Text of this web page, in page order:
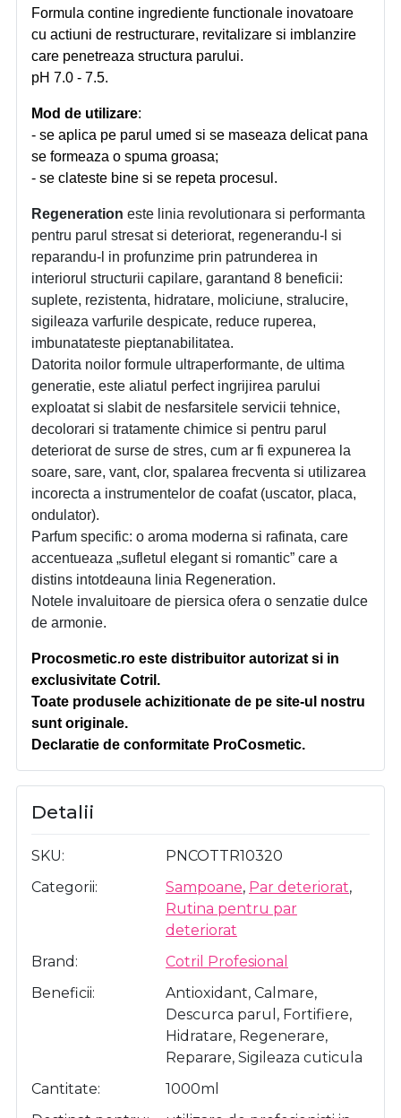
Formula contine ingrediente functionale inovatoare
cu actiuni de restructurare, revitalizare si imblanzire
care penetreaza structura parului.
pH 7.0 - 7.5.
Mod de utilizare:
- se aplica pe parul umed si se maseaza delicat pana
se formeaza o spuma groasa;
- se clateste bine si se repeta procesul.
Regeneration este linia revolutionara si performanta
pentru parul stresat si deteriorat, regenerandu-l si
reparandu-l in profunzime prin patrunderea in
interiorul structurii capilare, garantand 8 beneficii:
suplete, rezistenta, hidratare, moliciune, stralucire,
sigileaza varfurile despicate, reduce ruperea,
imbunatateste pieptanabilitatea.
Datorita noilor formule ultraperformante, de ultima
generatie, este aliatul perfect ingrijirea parului
exploatat si slabit de nesfarsitele servicii tehnice,
decolorari si tratamente chimice si pentru parul
deteriorat de surse de stres, cum ar fi expunerea la
soare, sare, vant, clor, spalarea frecventa si utilizarea
incorecta a instrumentelor de coafat (uscator, placa,
ondulator).
Parfum specific: o aroma moderna si rafinata, care
accentueaza „sufletul elegant si romantic” care a
distins intotdeauna linia Regeneration.
Notele invaluitoare de piersica ofera o senzatie dulce
de armonie.
Procosmetic.ro este distribuitor autorizat si in
exclusivitate Cotril.
Toate produsele achizitionate de pe site-ul nostru
sunt originale.
Declaratie de conformitate ProCosmetic.
Detalii
SKU
PNCOTTR10320
Categorii
Sampoane, Par deteriorat,
Rutina pentru par
deteriorat
Brand
Cotril Profesional
Beneficii
Antioxidant, Calmare,
Descurca parul, Fortifiere,
Hidratare, Regenerare,
Reparare, Sigileaza cuticula
Cantitate
1000ml